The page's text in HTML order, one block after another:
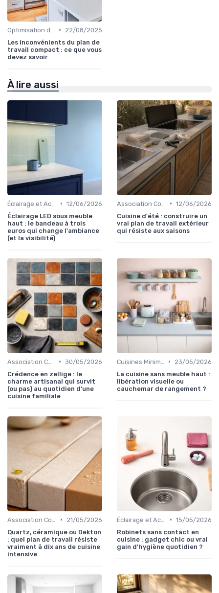
•
22/08/2025
Les inconvénients du plan de
travail compact : ce que vous
devez savoir
À lire aussi
• 12/06/2026
Éclairage LED sous meuble
haut : le bandeau à trois
euros qui change l'ambiance
(et la visibilité)
• 12/06/2026
Cuisine d'été : construire un
vrai plan de travail extérieur
qui résiste aux saisons
• 30/05/2026
Crédence en zellige : le
charme artisanal qui survit
(ou pas) au quotidien d'une
cuisine familiale
•
23/05/2026
La cuisine sans meuble haut :
libération visuelle ou
cauchemar de rangement ?
•
21/05/2026
Quartz, céramique ou Dekton
: quel plan de travail résiste
vraiment à dix ans de cuisine
intensive
• 15/05/2026
Robinets sans contact en
cuisine : gadget chic ou vrai
gain d'hygiène quotidien ?